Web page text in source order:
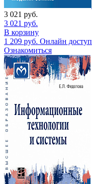
3 021 руб.
3 021 руб.
В корзину
1 209 руб. Онлайн доступ
Ознакомиться